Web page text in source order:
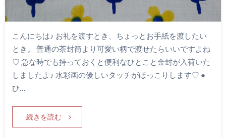
こんにちは♪ お礼を渡すとき、ちょっとお手紙を渡したい
とき。 普通の茶封筒より可愛い柄で渡せたらいいですよね
♡ 急な時でも持っておくと便利なひとこと金封が入荷いた
しましたよ♪ 水彩画の優しいタッチがほっこりします♡ ●
ひ…
続きを読む